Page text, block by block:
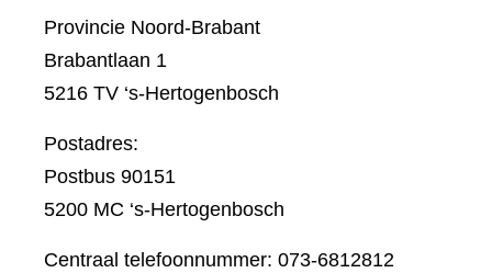
Provincie Noord-Brabant
Brabantlaan 1
5216 TV ‘s-Hertogenbosch
Postadres:
Postbus 90151
5200 MC ‘s-Hertogenbosch
Centraal telefoonnummer: 073-6812812